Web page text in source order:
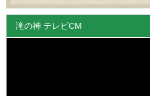
滝の神 テレビCM